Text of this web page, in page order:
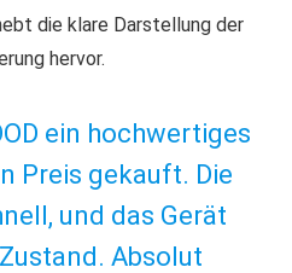
die klare Darstellung der
hervor.
ein hochwertiges
Preis gekauft. Die
und das Gerät
Absolut